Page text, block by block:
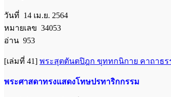
วันที่ 14 เม.ย. 2564
หมายเลข 34053
อ่าน 953
[เล่มที่ 41] พระสุตตันตปิฎก ขุททกนิกาย คาถาธ
พระศาสดาทรงแสดงโทษปรทาริกกรรม